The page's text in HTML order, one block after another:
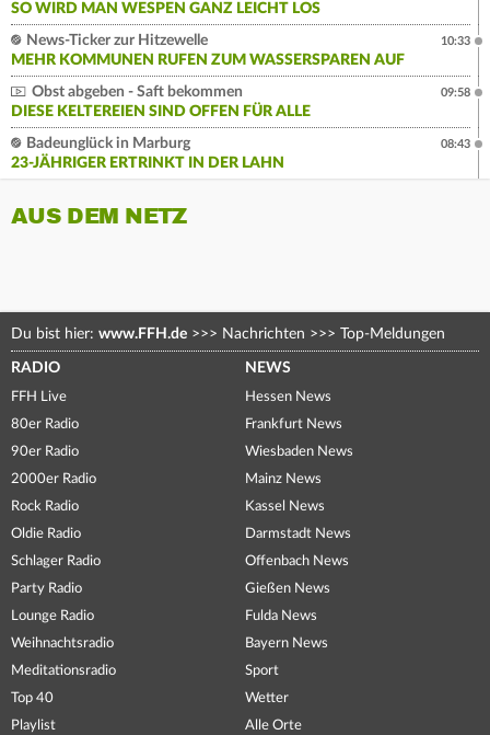
SO WIRD MAN WESPEN GANZ LEICHT LOS
News-Ticker zur Hitzewelle
MEHR KOMMUNEN RUFEN ZUM WASSERSPAREN AUF
10:33
Obst abgeben - Saft bekommen
DIESE KELTEREIEN SIND OFFEN FÜR ALLE
09:58
Badeunglück in Marburg
23-JÄHRIGER ERTRINKT IN DER LAHN
08:43
AUS DEM NETZ
Du bist hier: www.FFH.de >>> Nachrichten >>> Top-Meldungen
RADIO
FFH Live
80er Radio
90er Radio
2000er Radio
Rock Radio
Oldie Radio
Schlager Radio
Party Radio
Lounge Radio
Weihnachtsradio
Meditationsradio
Top 40
Playlist
NEWS
Hessen News
Frankfurt News
Wiesbaden News
Mainz News
Kassel News
Darmstadt News
Offenbach News
Gießen News
Fulda News
Bayern News
Sport
Wetter
Alle Orte